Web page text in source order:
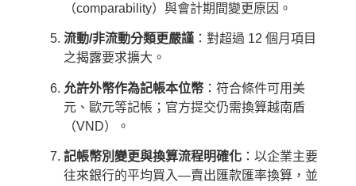
（comparability）與會計期間變更原因。
流動/非流動分類更嚴謹 ：對超過 12 個月項目
之揭露要求擴大。
允許外幣作為記帳本位幣 ：符合條件可用美
元、歐元等記帳；官方提交仍需換算越南盾
（VND）。
記帳幣別變更與換算流程明確化 ：以企業主要
往來銀行的平均買入—賣出匯款匯率換算，並